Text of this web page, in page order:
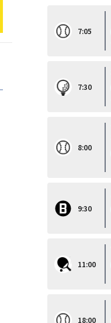
7:05
7:30
8:00
9:30
11:00
18:00